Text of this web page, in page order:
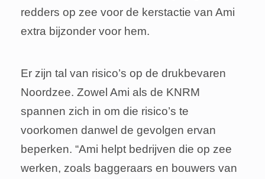
redders op zee voor de kerstactie van Ami
extra bijzonder voor hem.
Er zijn tal van risico’s op de drukbevaren
Noordzee. Zowel Ami als de KNRM
spannen zich in om die risico’s te
voorkomen danwel de gevolgen ervan
beperken. “Ami helpt bedrijven die op zee
werken, zoals baggeraars en bouwers van